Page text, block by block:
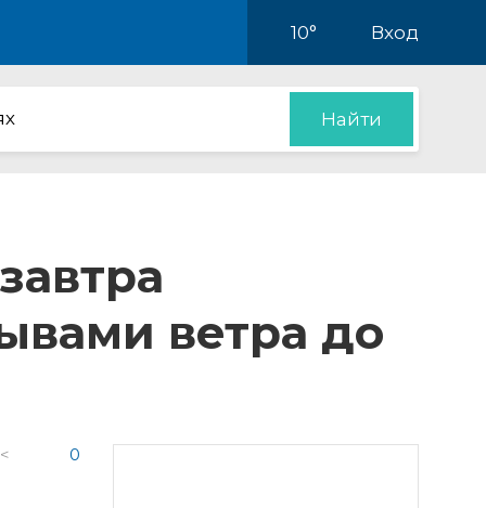
10° Вход
Найти
ветра до
0